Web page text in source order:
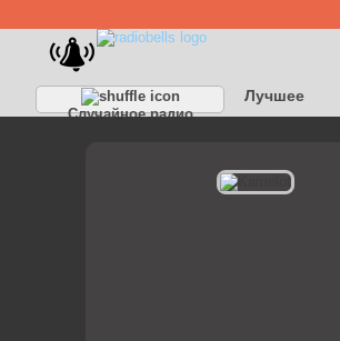
Случайное радио
Лучшее